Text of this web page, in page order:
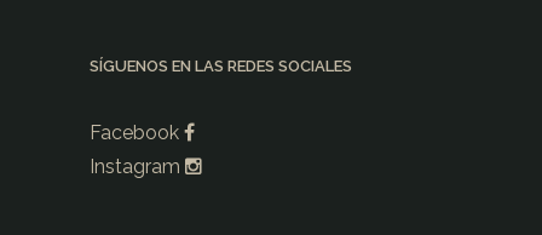
SÍGUENOS EN LAS REDES SOCIALES
Facebook
Instagram